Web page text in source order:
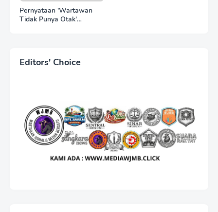
Pernyataan 'Wartawan
Tidak Punya Otak'
Editors' Choice